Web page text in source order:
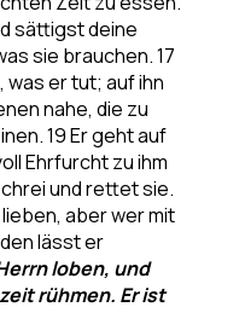
sättigst deine
sie brauchen. 17
was er tut; auf ihn
nahe, die zu
19 Er geht auf
Ehrfurcht zu ihm
und rettet sie.
aber wer mit
lässt er
loben, und
rühmen. Er ist